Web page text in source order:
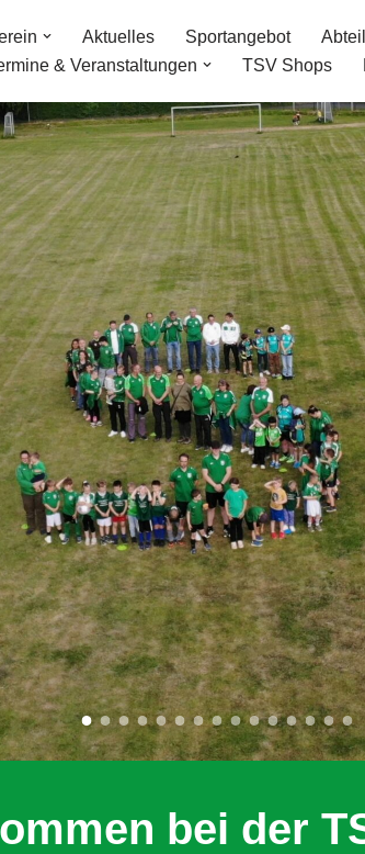
Aktuelles Sportangebot
& Veranstaltungen
TSV Shops
bei der